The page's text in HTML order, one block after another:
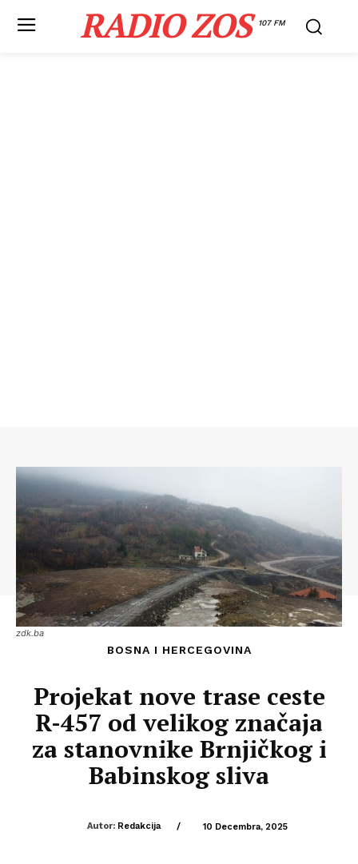
RADIO ZOS 107 FM
zdk.ba
BOSNA I HERCEGOVINA
Projekat nove trase ceste
R-457 od velikog značaja
za stanovnike Brnjičkog i
Babinskog sliva
Autor: Redakcija / 10 Decembra, 2025